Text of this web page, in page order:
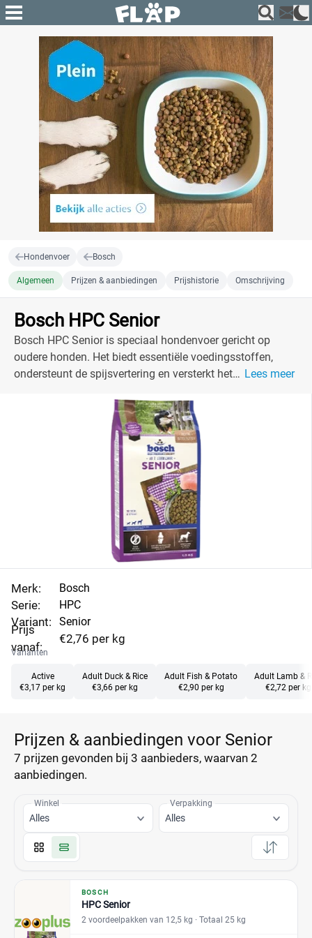
Hondenvoer Bosch
Algemeen Prijzen & aanbiedingen Prijshistorie Omschrijving
Bosch HPC Senior
Bosch HPC Senior is speciaal hondenvoer gericht op
oudere honden. Het biedt essentiële voedingsstoffen,
ondersteunt de spijsvertering en versterkt het
Lees meer
Merk:
Serie:
Variant:
Prijs
vanaf:
Bosch
HPC
Senior
€2,76 per kg
Varianten
Active
€3,17 per kg
Adult Duck & Rice
€3,66 per kg
Adult Fish & Potato
€2,90 per kg
Adult Lamb &
€2,72 per kg
Prijzen & aanbiedingen voor Senior
7 prijzen gevonden bij 3 aanbieders, waarvan 2
aanbiedingen.
Winkel
Alles
Verpakking
Alles
BOSCH
HPC Senior
2 voordeelpakken van 12,5 kg · Totaal 25 kg